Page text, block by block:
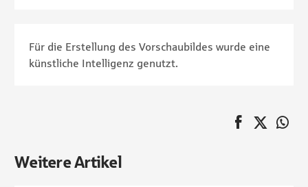
Für die Erstellung des Vorschaubildes wurde eine
künstliche Intelligenz genutzt.
auf
Weitere Artikel